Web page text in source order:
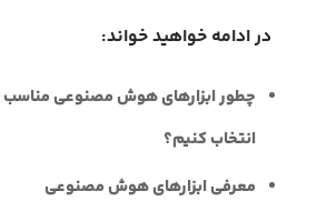
در ادامه خواهید خواند:
چطور ابزارهای هوش مصنوعی مناسب
انتخاب کنیم؟
معرفی ابزارهای هوش مصنوعی